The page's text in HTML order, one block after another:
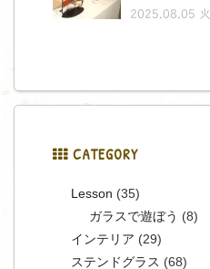
2025.08.05 火
CATEGORY
Lesson (35)
ガラスで遊ぼう (8)
インテリア (29)
ステンドグラス (68)